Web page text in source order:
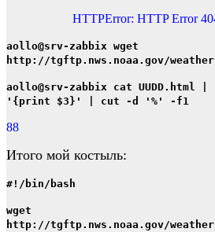
HTTPError: HTTP Error
aollo@srv-zabbix wget
http://tgftp.nws.noaa.gov/
aollo@srv-zabbix cat UUDD.html
'{print $3}' | cut -d '%' -f1
88
Итого мой костыль:
#!/bin/bash
wget
http://tgftp.nws.noaa.gov/